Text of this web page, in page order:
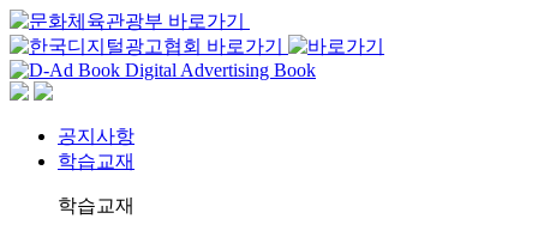
공지사항
학습교재
학습교재